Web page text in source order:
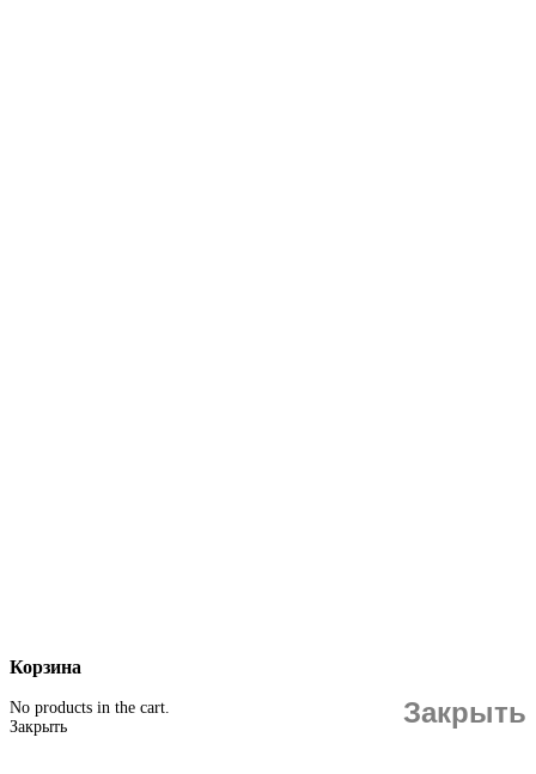
Корзина
Закрыть
No products in the cart.
Закрыть